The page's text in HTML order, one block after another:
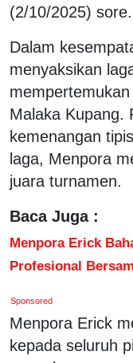
(2/10/2025) sore.
Dalam
menyaksikan
Malaka Kupang.
kemenangan
laga, Menpora
juara turnamen.
Baca Juga :
Menpora Erick
Profesional
Sponsored
Menpora Erick
kepada seluruh